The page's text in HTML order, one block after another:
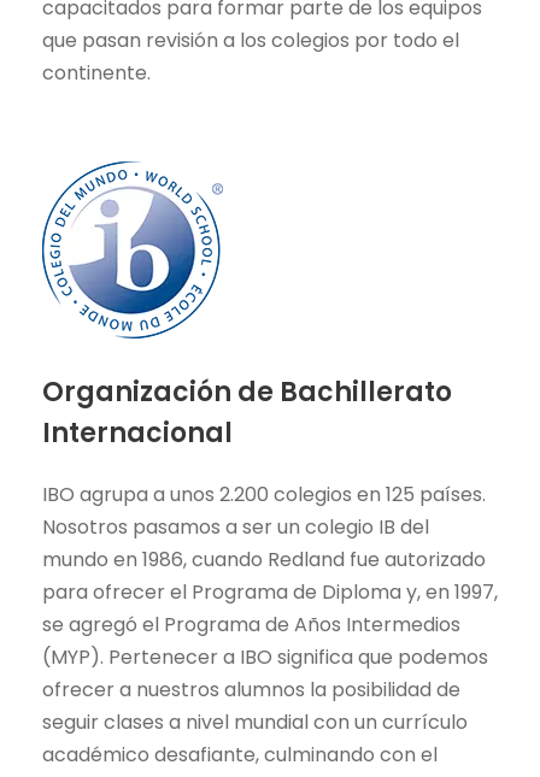
capacitados para formar parte de los equipos
que pasan revisión a los colegios por todo el
continente.
Organización de Bachillerato
Internacional
IBO agrupa a unos 2.200 colegios en 125 países.
Nosotros pasamos a ser un colegio IB del
mundo en 1986, cuando Redland fue autorizado
para ofrecer el Programa de Diploma y, en 1997,
se agregó el Programa de Años Intermedios
(MYP). Pertenecer a IBO significa que podemos
ofrecer a nuestros alumnos la posibilidad de
seguir clases a nivel mundial con un currículo
académico desafiante, culminando con el